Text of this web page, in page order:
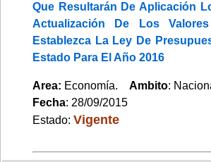
Que Resultarán De Aplicación
Actualización De Los
Establezca La Ley De
Estado Para El Año 2016
Area: Economía. Ambito:
Fecha: 28/09/2015
Estado: Vigente